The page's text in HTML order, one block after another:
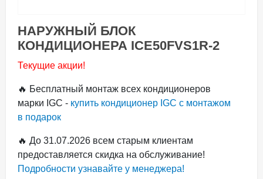
НАРУЖНЫЙ БЛОК
КОНДИЦИОНЕРА ICE50FVS1R-2
Текущие акции!
🔥 Бесплатный монтаж всех кондиционеров
марки IGC - купить кондиционер IGC с монтажом
в подарок
🔥 До 31.07.2026 всем старым клиентам
предоставляется скидка на обслуживание!
Подробности узнавайте у менеджера!